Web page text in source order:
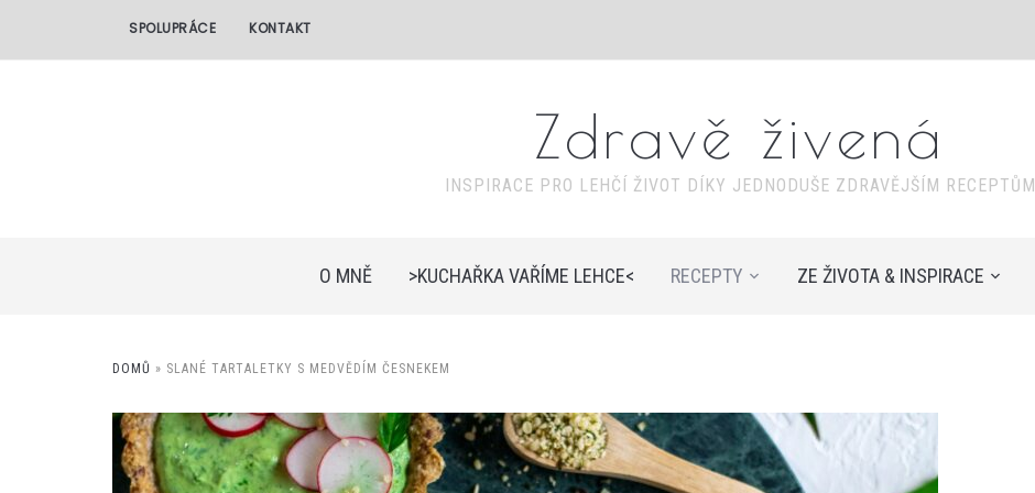
SPOLUPRÁCE KONTAKT
Zdravě živená
INSPIRACE PRO LEHČÍ ŽIVOT DÍKY JEDNODUŠE ZDRAVĚJŠÍM RECEPTŮM
O MNĚ >KUCHAŘKA VAŘÍME LEHCE< RECEPTY ZE ŽIVOTA & INSPIRACE
DOMŮ » SLANÉ TARTALETKY S MEDVĚDÍM ČESNEKEM